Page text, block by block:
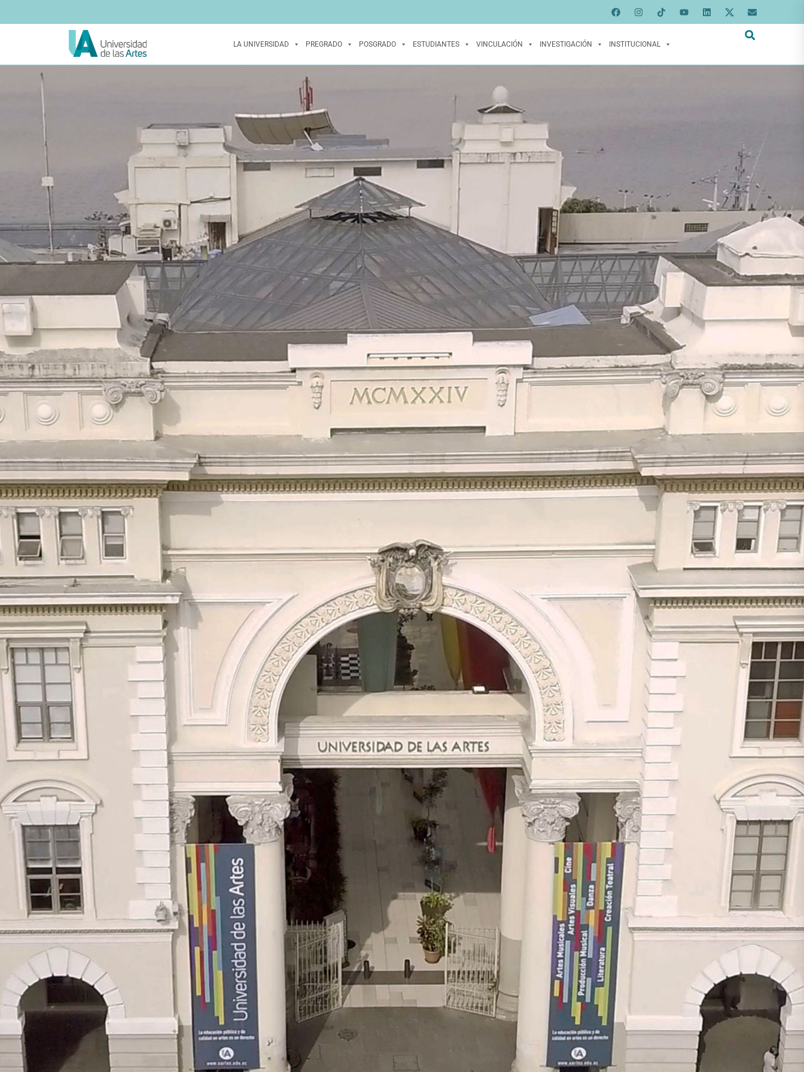
LA UNIVERSIDAD PREGRADO POSGRADO ESTUDIANTES VINCULACIÓN INVESTIGACIÓN INSTITUCIONAL